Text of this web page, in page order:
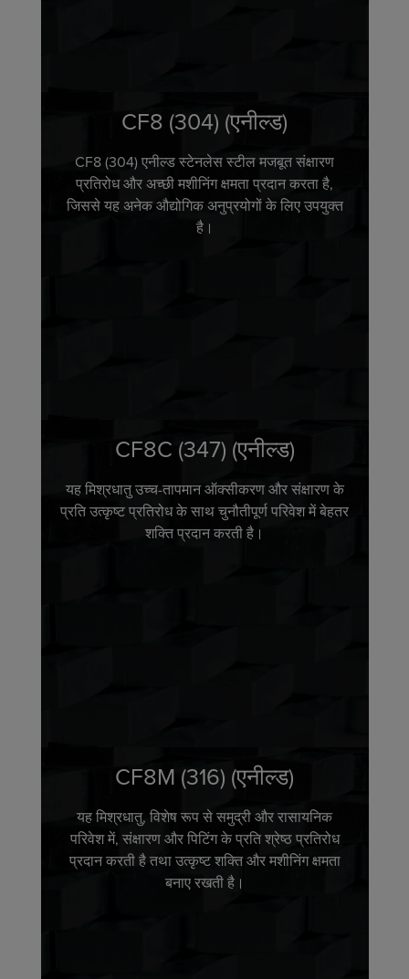
CF8 (304) (एनील्ड)
CF8 (304) एनील्ड स्टेनलेस स्टील मजबूत संक्षारण
प्रतिरोध और अच्छी मशीनिंग क्षमता प्रदान करता है,
जिससे यह अनेक औद्योगिक अनुप्रयोगों के लिए उपयुक्त
है।
CF8C (347) (एनील्ड)
यह मिश्रधातु उच्च-तापमान ऑक्सीकरण और संक्षारण के
प्रति उत्कृष्ट प्रतिरोध के साथ चुनौतीपूर्ण परिवेश में बेहतर
शक्ति प्रदान करती है।
CF8M (316) (एनील्ड)
यह मिश्रधातु, विशेष रूप से समुद्री और रासायनिक
परिवेश में, संक्षारण और पिटिंग के प्रति श्रेष्ठ प्रतिरोध
प्रदान करती है तथा उत्कृष्ट शक्ति और मशीनिंग क्षमता
बनाए रखती है।